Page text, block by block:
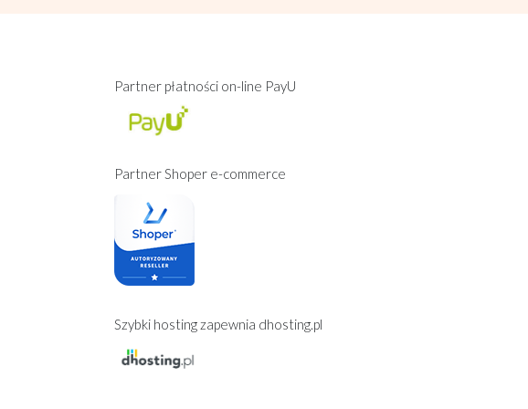
Partner płatności on-line PayU
Partner Shoper e-commerce
Szybki hosting zapewnia dhosting.pl